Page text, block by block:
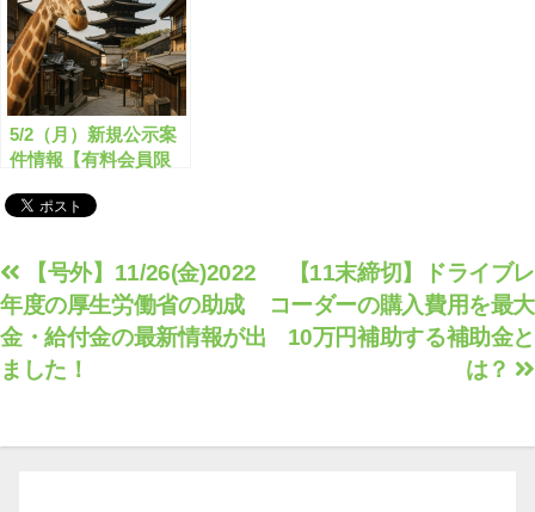
5/2（月）新規公示案
件情報【有料会員限
投
稿
ナ
ビ
【11末締切】ドライブレ
コーダーの購入費用を最大
10万円補助する補助金と
は？
【号外】11/26(金)2022
年度の厚生労働省の助成
金・給付金の最新情報が出
ました！